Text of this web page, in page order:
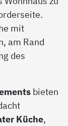
bieten
Küche,